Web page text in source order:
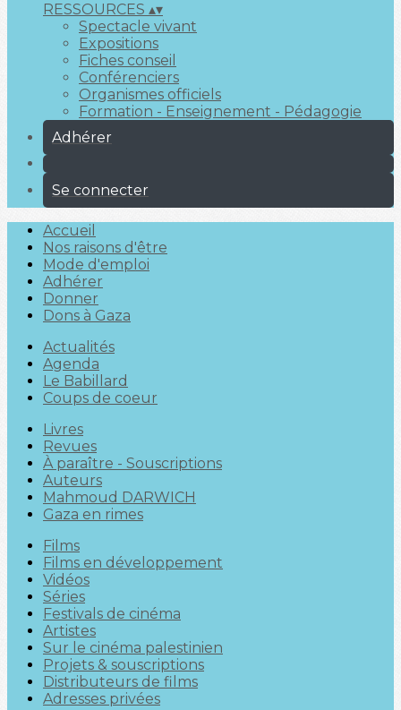
RESSOURCES ▴▾
Spectacle vivant
Expositions
Fiches conseil
Conférenciers
Organismes officiels
Formation - Enseignement - Pédagogie
Adhérer
Se connecter
Accueil
Nos raisons d'être
Mode d'emploi
Adhérer
Donner
Dons à Gaza
Actualités
Agenda
Le Babillard
Coups de coeur
Livres
Revues
À paraître - Souscriptions
Auteurs
Mahmoud DARWICH
Gaza en rimes
Films
Films en développement
Vidéos
Séries
Festivals de cinéma
Artistes
Sur le cinéma palestinien
Projets & souscriptions
Distributeurs de films
Adresses privées